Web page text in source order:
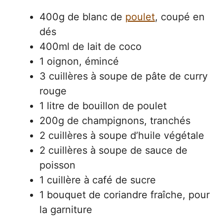
400g de blanc de poulet, coupé en
dés
400ml de lait de coco
1 oignon, émincé
3 cuillères à soupe de pâte de curry
rouge
1 litre de bouillon de poulet
200g de champignons, tranchés
2 cuillères à soupe d’huile végétale
2 cuillères à soupe de sauce de
poisson
1 cuillère à café de sucre
1 bouquet de coriandre fraîche, pour
la garniture